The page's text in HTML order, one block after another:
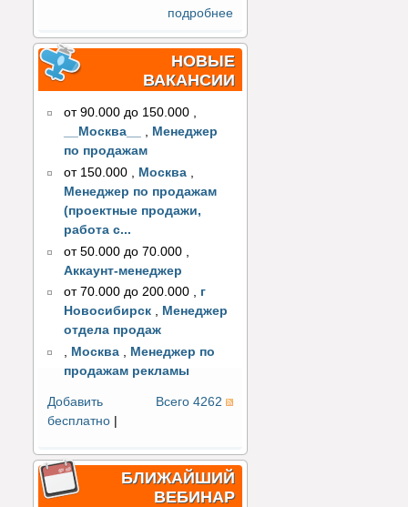
подробнее
НОВЫЕ
ВАКАНСИИ
от 90.000 до 150.000 ,
__Москва__
, Менеджер
по продажам
от 150.000
Москва
Менеджер по продажам
(проектные продажи,
работа с...
от 50.000 до 70.000
Аккаунт-менеджер
от 70.000 до 200.000 , г
Новосибирск , Менеджер
отдела продаж
, Москва , Менеджер по
продажам рекламы
Всего 4262
Добавить
бесплатно
БЛИЖАЙШИЙ
ВЕБИНАР